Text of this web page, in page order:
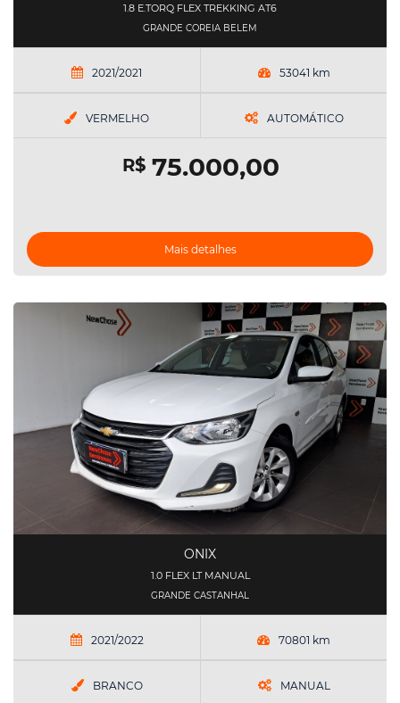
1.8 E.TORQ FLEX TREKKING AT6
GRANDE COREIA BELEM
2021/2021 53041 km
VERMELHO AUTOMÁTICO
R$75.000,00
Mais detalhes
ONIX
1.0 FLEX LT MANUAL
GRANDE CASTANHAL
2021/2022 70801 km
BRANCO MANUAL